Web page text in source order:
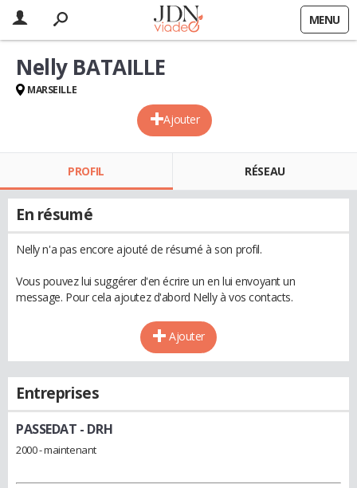
MENU
Ajouter
Nelly BATAILLE
MARSEILLE
PROFIL RÉSEAU
En résumé
Nelly n'a pas encore ajouté de résumé à son profil.
Vous pouvez lui suggérer d'en écrire un en lui envoyant un
message. Pour cela ajoutez d'abord Nelly à vos contacts.
Ajouter
Entreprises
PASSEDAT - DRH
2000 - maintenant